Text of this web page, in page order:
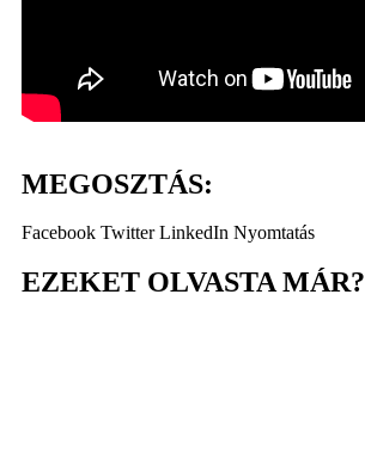
MEGOSZTÁS:
Facebook Twitter LinkedIn Nyomtatás
EZEKET OLVASTA MÁR?